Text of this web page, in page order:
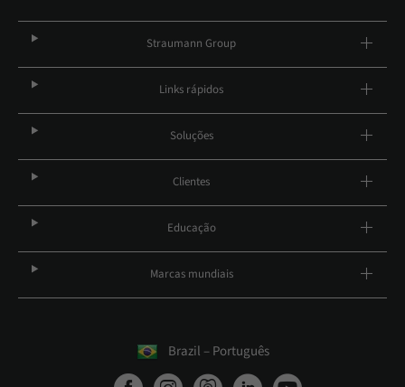
Straumann Group
Links rápidos
Soluções
Clientes
Educação
Marcas mundiais
Brazil – Português